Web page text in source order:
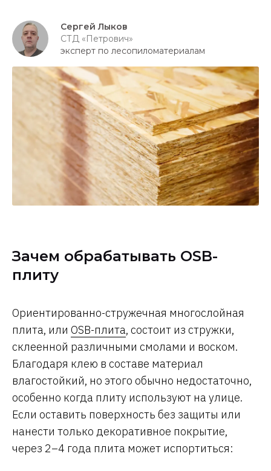
Сергей Лыков
СТД «Петрович»
эксперт по лесопиломатериалам
Зачем обрабатывать OSB-
плиту
Ориентированно-стружечная многослойная
плита, или ОSB-плита, состоит из стружки,
склеенной различными смолами и воском.
Благодаря клею в составе материал
влагостойкий, но этого обычно недостаточно,
особенно когда плиту используют на улице.
Если оставить поверхность без защиты или
нанести только декоративное покрытие,
через 2–4 года плита может испортиться: